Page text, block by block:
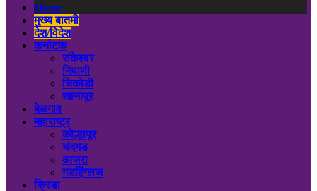
Home
मुख्य बातमी
देश/विदेश
कर्नाटक
संकेश्वर
निपाणी
चिकोडी
खानापूर
बेळगाव
महाराष्ट्र
कोल्हापूर
चंदगड
आजरा
गडहिंग्लज
क्रिडा